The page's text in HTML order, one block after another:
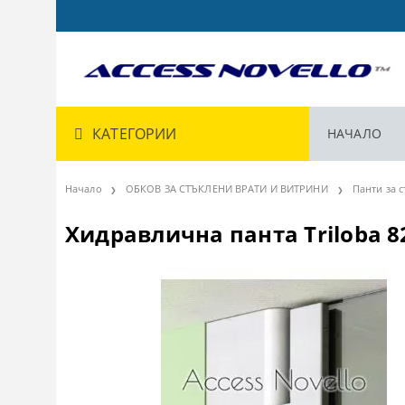
КАТЕГОРИИ НАЧАЛО
Начало ОБКОВ ЗА СТЪКЛЕНИ ВРАТИ И ВИТРИНИ Панти за
Хидравлична пантa Triloba